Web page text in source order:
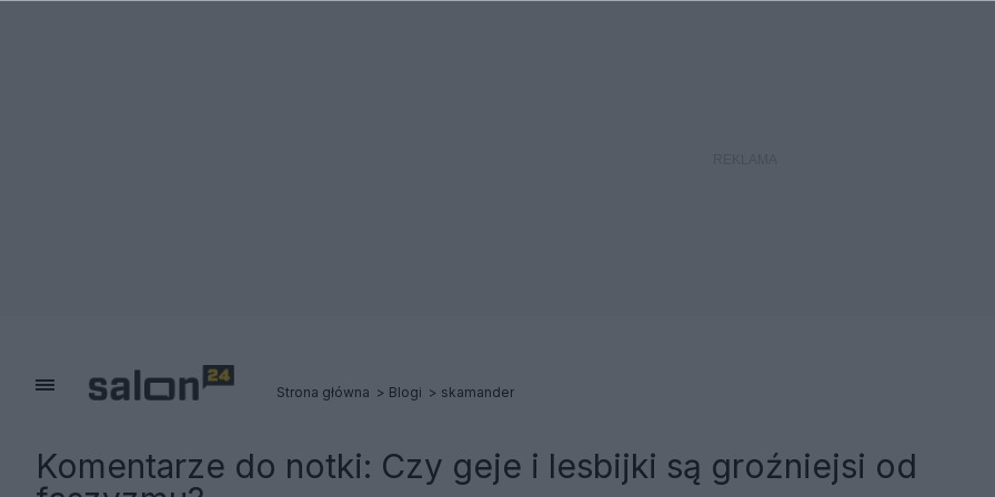
Strona główna Blogi skamander
Komentarze do notki: Czy geje i lesbijki są groźniejsi od